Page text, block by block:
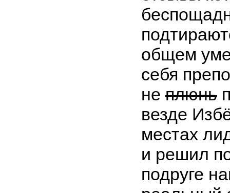
общем
себя
не плюнь
везде
местах
и решил
подруге